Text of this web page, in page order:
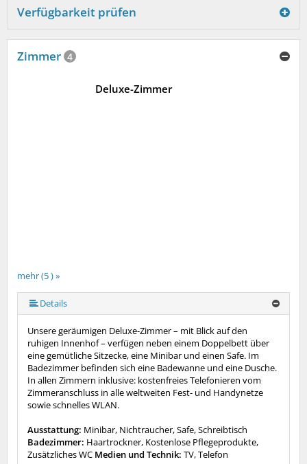
Verfügbarkeit prüfen
Zimmer 4
mehr (5 ) »
mehr (5 ) »
Deluxe-Zimmer
Details
Unsere geräumigen Deluxe-Zimmer – mit Blick auf den
ruhigen Innenhof – verfügen neben einem Doppelbett über
eine gemütliche Sitzecke, eine Minibar und einen Safe. Im
Badezimmer befinden sich eine Badewanne und eine Dusche.
In allen Zimmern inklusive: kostenfreies Telefonieren vom
Zimmeranschluss in alle weltweiten Fest- und Handynetze
sowie schnelles WLAN.
Ausstattung: Minibar, Nichtraucher, Safe, Schreibtisch
Badezimmer: Haartrockner, Kostenlose Pflegeprodukte,
Zusätzliches WC Medien und Technik: TV, Telefon